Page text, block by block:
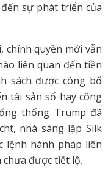
sự phát triển của
chính quyền mới vẫn
liên quan đến tiền
sách được công bố
tài sản số hay công
thống Trump đã
nhà sáng lập Silk
lệnh hành pháp liên
chưa được tiết lộ.